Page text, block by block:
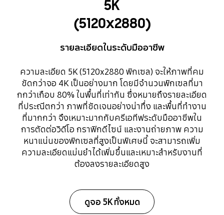
5K
(5120x2880)
รายละเอียดในระดับมืออาชีพ
ความละเอียด 5K (5120x2880 พิกเซล) จะให้ภาพที่คม
ชัดกว่าจอ 4K เป็นอย่างมาก โดยมีจำนวนพิกเซลที่มา
กกว่าเกือบ 80% ในพื้นที่เท่ากัน ซึ่งหมายถึงรายละเอียด
ที่ประณีตกว่า ภาพที่ชัดเจนอย่างน่าทึ่ง และพื้นที่ทำงาน
ที่มากกว่า จึงเหมาะมากกับครีเอทีฟระดับมืออาชีพใน
การตัดต่อวิดีโอ กราฟิกดีไซน์ และงานถ่ายภาพ ความ
หนาแน่นของพิกเซลที่สูงเป็นพิเศษนี้ จะสามารถเพิ่ม
ความละเอียดแม่นยำได้เพิ่มขึ้นและเหมาะสำหรับงานที่
ต้องลงรายละเอียดสูง
ดูจอ 5K ทั้งหมด